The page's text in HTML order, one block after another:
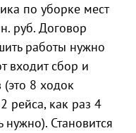
по уборке мест
руб. Договор
работы нужно
входит сбор и
(это 8 ходок
рейса, как раз 4
Становится